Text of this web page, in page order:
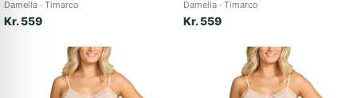
Damella Timarco
Kr. 559
Damella Timarco
Kr. 559